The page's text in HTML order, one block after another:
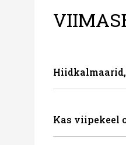
Kas viipekeel